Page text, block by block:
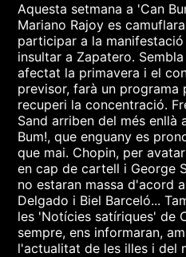
Aquesta setmana a 'Can
Mariano Rajoy es
participar a la
insultar a Zapatero.
afectat la primavera i el
previsor, farà un programa
recuperi la concentració.
Sand arriben del més enllà
Bum!, que enguany es
que mai. Chopin, per
en cap de cartell i George
no estaran massa d'acord
Delgado i Biel Barceló...
les 'Notícies satíriques' de
sempre, ens informaran,
l'actualitat de les illes i del